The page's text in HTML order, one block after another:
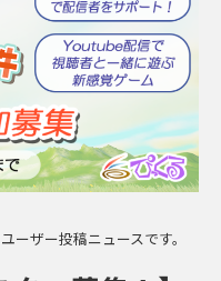
ーザー投稿ニュースです。